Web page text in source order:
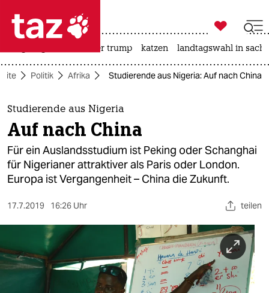
 taz zahl ich
taz zahl ich
themen
politik
öko
gesellschaft
berlin

taz zahl ich
usa unter trump katzen landtagswahl in
Politik Afrika Studierende aus Nigeria: Auf nach China
Studierende aus Nigeria
Auf nach China
Für ein Auslandsstudium ist Peking oder Schanghai
für Nigerianer attraktiver als Paris oder London.
Europa ist Vergangenheit – China die Zukunft.
17.7.2019 16:26 Uhr teilen